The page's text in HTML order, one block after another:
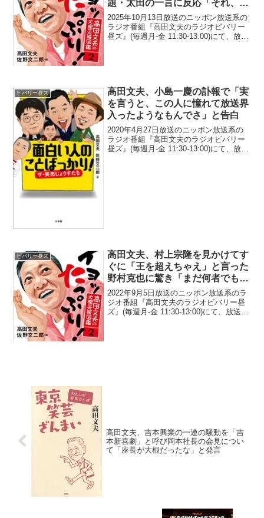
題・太田の一言に反応「それ、俺
じゃないか(笑)」
2025年10月13日放送のニッポン放送系の
ラジオ番組『高田文夫のラジオビバリー
昼ズ』(毎週月-金 11:30-13:00)にて、放送
ビバリー昼ズ
高田文夫、小島一慶の訃報で「実
を言うと、この人に憧れて放送界
入ったようなもんでさ」と告白
2020年4月27日放送のニッポン放送系の
ラジオ番組『高田文夫のラジオビバリー
昼ズ』(毎週月-金 11:30-13:00)にて、放送
ビバリー昼ズ
高田文夫、村上宗隆を見かけてす
ぐに「王を超えちゃえ」と言った
野村克也に驚き「まだ何者でもな
い村上に…」
2022年9月5日放送のニッポン放送系のラ
ジオ番組『高田文夫のラジオビバリー昼
ズ』(毎週月-金 11:30-13:00)にて、放送作
高田文夫、吉本興業の一連の騒動を「吉
本新喜劇」と呼び岡本社長の会見につい
て「座長が大根だったな」と発言